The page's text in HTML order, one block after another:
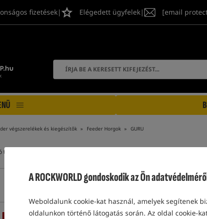
A ROCKWORLD gondoskodik az Ön
Weboldalunk cookie-kat használ, amelyek segítenek
oldalunkon történő látogatás során. Az oldal cookie-
fizetések| Elégedett ügyfelek| [email
végszerelékek és kiegészítők Feeder Horgok GURU
Különleges ajánlat Különleges ajánlat 5,0